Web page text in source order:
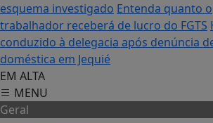
esquema investigado Entenda quanto o
trabalhador receberá de lucro do FGTS
conduzido à delegacia após denúncia
doméstica em Jequié
EM ALTA
MENU
Geral